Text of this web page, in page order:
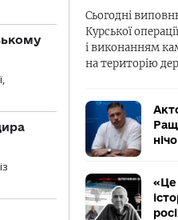
Сьогодні
Курської
і виконанням
на територію
«Це